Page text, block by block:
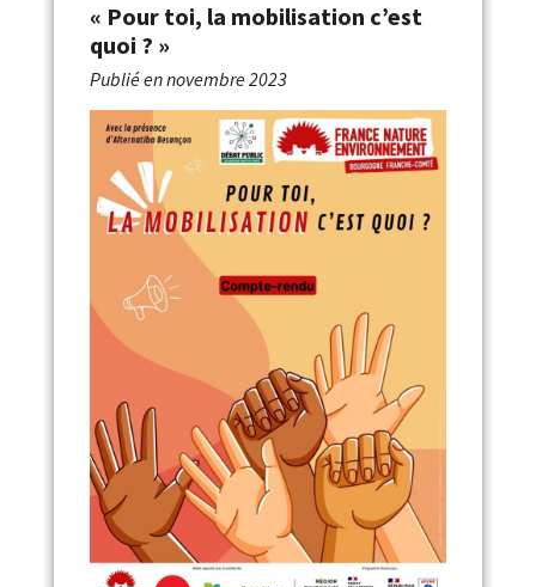
« Pour toi, la mobilisation c’est
quoi ? »
Publié ennovembre 2023